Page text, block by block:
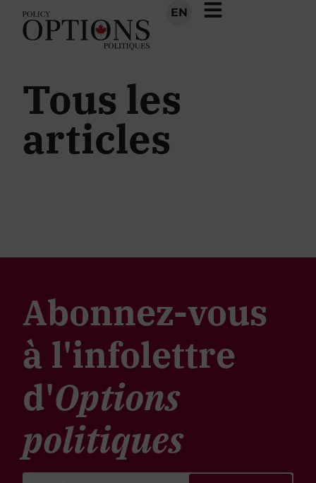
EN
Tous les
articles
Abonnez-vous
à l'infolettre
d'Options
politiques